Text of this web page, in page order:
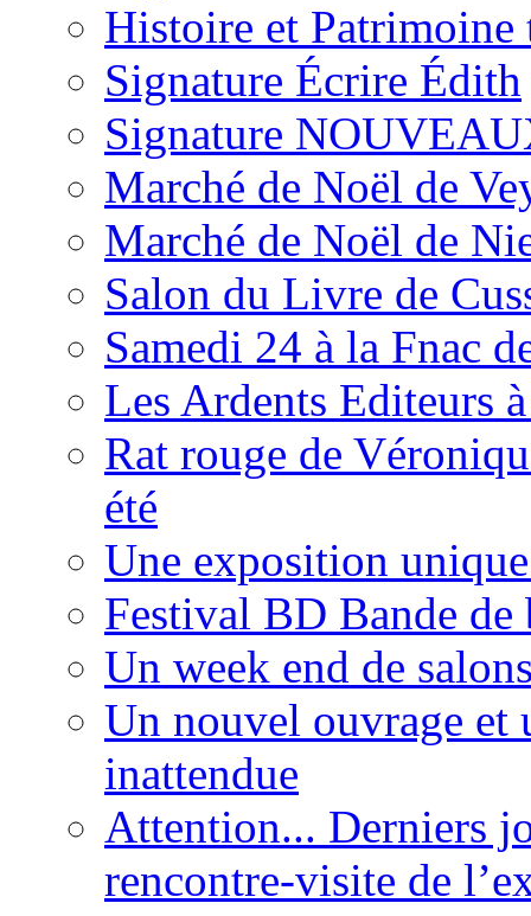
Histoire et Patrimoine
Signature Écrire Édith
Signature
Marché de Noël de
Marché de Noël de
Salon du Livre de
Samedi 24 à la Fnac
Les Ardents Editeurs
Rat rouge de
été
Une exposition
Festival BD Bande de
Un week end de
Un nouvel ouvrage et
inattendue
Attention... Derniers
rencontre-visite de